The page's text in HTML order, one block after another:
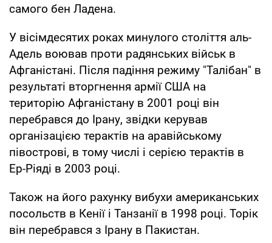
самого бен Ладена.
У вісімдесятих роках минулого століття аль-
Адель воював проти радянських військ в
Афганістані. Після падіння режиму "Талібан" в
результаті вторгнення армії США на
територію Афганістану в 2001 році він
перебрався до Ірану, звідки керував
організацією терактів на аравійському
півострові, в тому числі і серією терактів в
Ер-Ріяді в 2003 році.
Також на його рахунку вибухи американських
посольств в Кенії і Танзанії в 1998 році. Торік
він перебрався з Ірану в Пакистан.